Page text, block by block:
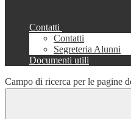
Contatti
Contatti
Segreteria Alunni
Documenti utili
Campo di ricerca per le pagine